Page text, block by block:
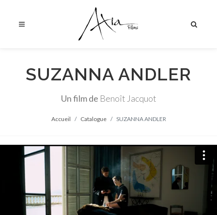
SUZANNA ANDLER
Un film de Benoît Jacquot
Accueil Catalogue SUZANNA ANDLER